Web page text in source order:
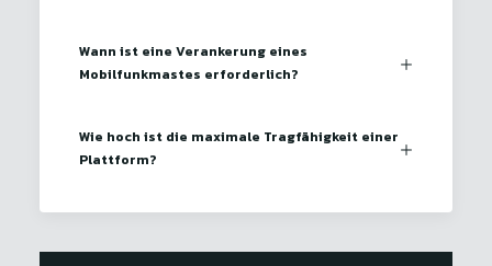
Wann ist eine Verankerung eines
Mobilfunkmastes erforderlich?
Wie hoch ist die maximale Tragfähigkeit einer
Plattform?